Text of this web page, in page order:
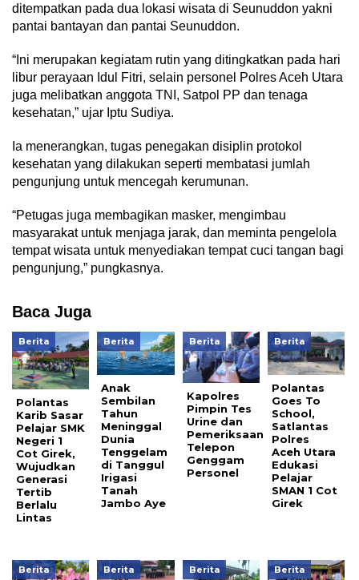
ditempatkan pada dua lokasi wisata di Seunuddon yakni
pantai bantayan dan pantai Seunuddon.
“Ini merupakan kegiatam rutin yang ditingkatkan pada hari
libur perayaan Idul Fitri, selain personel Polres Aceh Utara
juga melibatkan anggota TNI, Satpol PP dan tenaga
kesehatan,” ujar Iptu Sudiya.
Ia menerangkan, tugas penegakan disiplin protokol
kesehatan yang dilakukan seperti membatasi jumlah
pengunjung untuk mencegah kerumunan.
“Petugas juga membagikan masker, mengimbau
masyarakat untuk menjaga jarak, dan meminta pengelola
tempat wisata untuk menyediakan tempat cuci tangan bagi
pengunjung,” pungkasnya.
Baca Juga
Berita
Polantas
Karib Sasar
Pelajar SMK
Negeri 1
Cot Girek,
Wujudkan
Generasi
Tertib
Berlalu
Lintas
Berita
Anak
Sembilan
Tahun
Meninggal
Dunia
Tenggelam
di Tanggul
Irigasi
Tanah
Jambo Aye
Berita
Kapolres
Pimpin Tes
Urine dan
Pemeriksaan
Telepon
Genggam
Personel
Berita
Polantas
Goes To
School,
Satlantas
Polres
Aceh Utara
Edukasi
Pelajar
SMAN 1 Cot
Girek
Berita Berita Berita Berita